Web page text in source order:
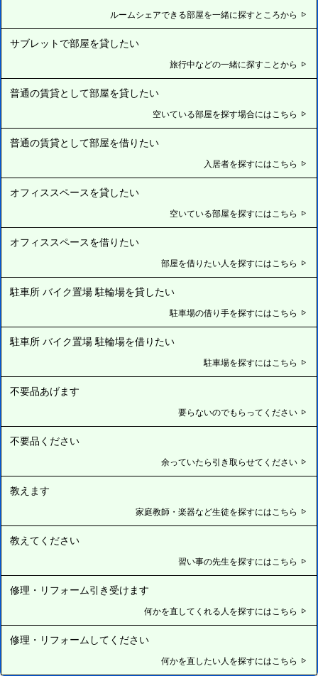
ルームシェアできる部屋を一緒に探すところから
サブレットで部屋を貸したい
旅行中などの一緒に探すことから
普通の賃貸として部屋を貸したい
空いている部屋を探す場合にはこちら
普通の賃貸として部屋を借りたい
入居者を探すにはこちら
オフィススペースを貸したい
空いている部屋を探すにはこちら
オフィススペースを借りたい
部屋を借りたい人を探すにはこちら
駐車所 バイク置場 駐輪場を貸したい
駐車場の借り手を探すにはこちら
駐車所 バイク置場 駐輪場を借りたい
駐車場を探すにはこちら
不要品あげます
要らないのでもらってください
不要品ください
余っていたら引き取らせてください
教えます
家庭教師・楽器など生徒を探すにはこちら
教えてください
習い事の先生を探すにはこちら
修理・リフォーム引き受けます
何かを直してくれる人を探すにはこちら
修理・リフォームしてください
何かを直したい人を探すにはこちら